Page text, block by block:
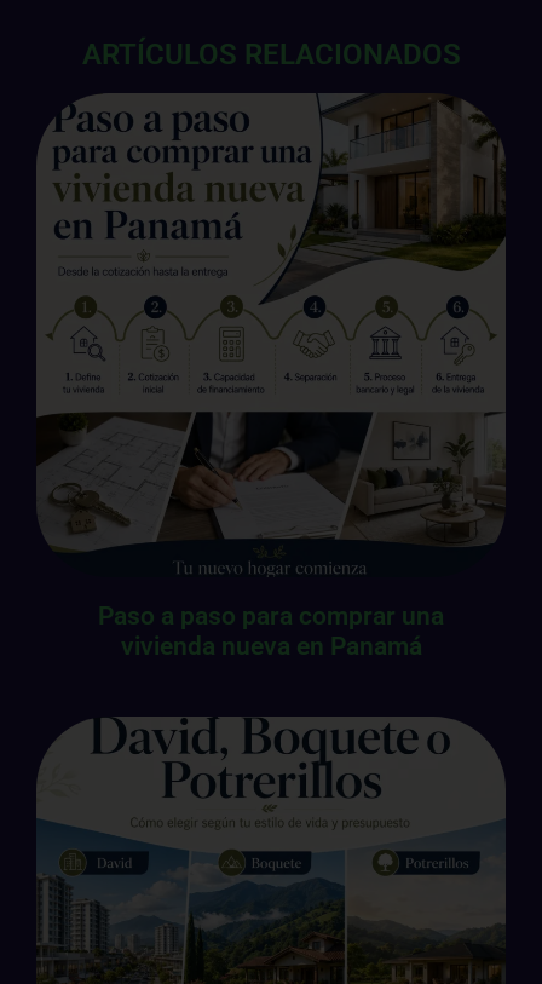
ARTÍCULOS RELACIONADOS
Paso a paso para comprar una
vivienda nueva en Panamá